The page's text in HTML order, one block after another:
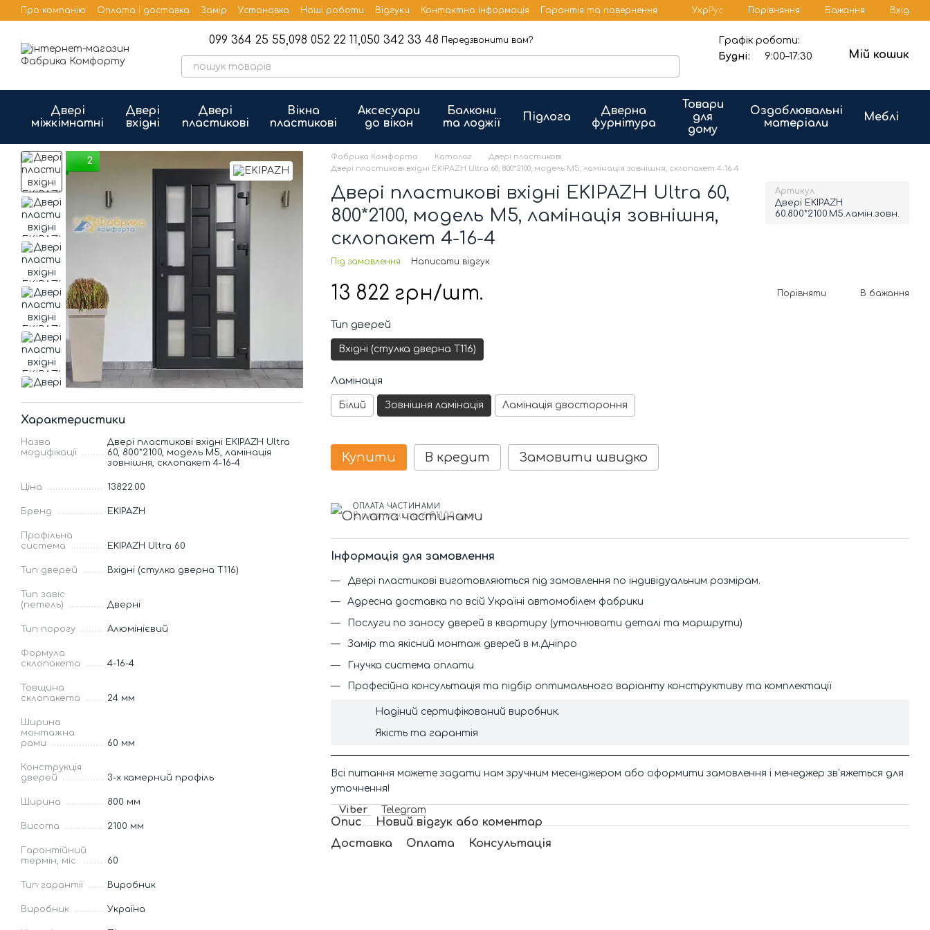
Перейти до основного контенту
Про компанію Оплата і доставка Замір Установка Наші роботи Відгуки Контактна інформація
Гарантія та повернення
Бренди
Публічна оферта
Укр Рус Порівняння Бажання Вхід
099 364 25 55,098 052 22 11,050 342 33 48 Передзвонити вам?
Графік роботи:
Будні:
9:00–17:30 Мій кошик
Двері
міжкімнатні
Двері
вхідні
Двері
пластикові
Вікна
пластикові
Аксесуари
до вікон
Балкони
та лоджії
Підлога
Дверна
фурнітура
Товари
для
дому
Оздоблювальні
матеріали
Меблі
2
Характеристики
Назва
модифікації
Двері пластикові вхідні EKIPAZH Ultra
60, 800*2100, модель М5, ламінація
зовнішня, склопакет 4-16-4
Ціна 13822.00
Бренд EKIPAZH
Профільна
система
EKIPAZH Ultra 60
Тип дверей Вхідні (стулка дверна Т116)
Тип завіс
(петель)
Дверні
Тип порогу Алюмінієвий
Формула
склопакета
4-16-4
Товщина
склопакета
24 мм
Ширина
монтажна
рами
60 мм
Конструкція
дверей
3-х камерний профіль
Ширина 800 мм
Висота 2100 мм
Гарантійний
термін, міс.
60
Тип гарантії Виробник
Виробник Україна
Фабрика Комфорта Каталог
Двері пластикові
Двері пластикові вхідні EKIPAZH Ultra 60, 800*2100, модель М5, ламінація зовнішня, склопакет 4-16-4
Двері пластикові вхідні EKIPAZH Ultra 60,
800*2100, модель М5, ламінація зовнішня,
склопакет 4-16-4
Артикул
Двері EKIPAZH
60.800*2100.М5.ламін.зовн.
Під замовлення Написати відгук
13 822 грн/шт. Порівняти В бажання
Тип дверей
Вхідні (стулка дверна Т116)
Ламінація
Білий Зовнішня ламінація Ламінація двостороння
Купити В кредит Замовити швидко
ОПЛАТА ЧАСТИНАМИ
2 платежі по 6 911.00 грн
Інформація для замовлення
Двері пластикові виготовляються під замовлення по індивідуальним розмірам.
Адресна доставка по всій Україні автомобілем фабрики
Послуги по заносу дверей в квартиру (уточнювати деталі та маршрути)
Замір та якісний монтаж дверей в м.Дніпро
Гнучка система оплати
Професійна консультація та підбір оптимального варіанту конструктиву та комплектації
Надіний сертифікований виробник.
Якість та гарантія
Всі питання можете задати нам зручним месенджером або оформити замовлення і менеджер зв'яжеться для
уточнення!
Viber Telegram
Опис
Новий відгук або коментар
Доставка
Оплата Консультація